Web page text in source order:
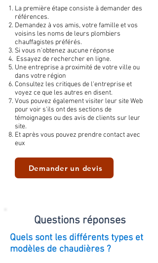
La première étape consiste à demander des
références.
Demandez à vos amis, votre famille et vos
voisins les noms de leurs plombiers
chauffagistes préférés.
Si vous n'obtenez aucune réponse
Essayez de rechercher en ligne.
Une entreprise a proximité de votre ville ou
dans votre région
Consultez les critiques de l'entreprise et
voyez ce que les autres en disent.
Vous pouvez également visiter leur site Web
pour voir s'ils ont des sections de
témoignages ou des avis de clients sur leur
site.
Et après vous pouvez prendre contact avec
eux
Demander un devis
Questions réponses
Quels sont les différents types et
modèles de chaudières ?